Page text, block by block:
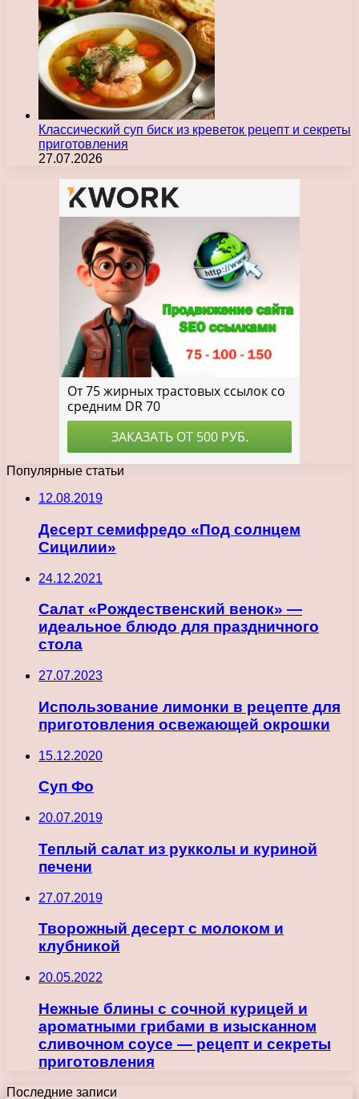
Классический суп биск из креветок рецепт и секреты
приготовления
27.07.2026
Популярные статьи
12.08.2019
Десерт семифредо «Под солнцем
Сицилии»
24.12.2021
Салат «Рождественский венок» —
идеальное блюдо для праздничного
стола
27.07.2023
Использование лимонки в рецепте для
приготовления освежающей окрошки
15.12.2020
Суп Фо
20.07.2019
Теплый салат из рукколы и куриной
печени
27.07.2019
Творожный десерт с молоком и
клубникой
20.05.2022
Нежные блины с сочной курицей и
ароматными грибами в изысканном
сливочном соусе — рецепт и секреты
приготовления
Последние записи